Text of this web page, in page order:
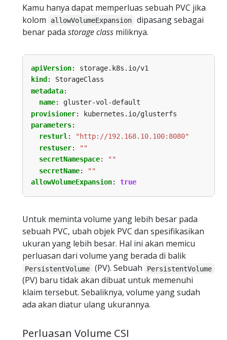
Kamu hanya dapat memperluas sebuah PVC jika
kolom
allowVolumeExpansion
dipasang sebagai
benar pada storage class miliknya.
apiVersion:
storage.k8s.io/v1
kind :
StorageClass
metadata:
name:
gluster-vol-default
provisioner:
kubernetes.io/glusterfs
parameters:
resturl:
"http://192.168.10.100:8080"
restuser:
""
secretNamespace:
""
secretName:
""
allowVolumeExpansion: true
Untuk meminta volume yang lebih besar pada
sebuah PVC, ubah objek PVC dan spesifikasikan
ukuran yang lebih besar. Hal ini akan memicu
perluasan dari volume yang berada di balik
PersistentVolume (PV). Sebuah PersistentVolume
(PV) baru tidak akan dibuat untuk memenuhi
klaim tersebut. Sebaliknya, volume yang sudah
ada akan diatur ulang ukurannya.
Perluasan Volume CSI